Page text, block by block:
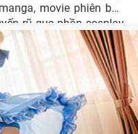
movie phiên bản
rũ qua phần cosplay